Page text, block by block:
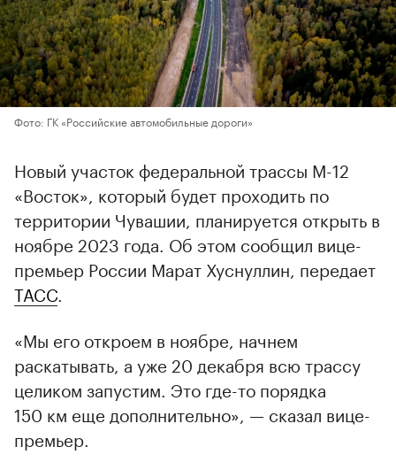
Фото: ГК «Российские автомобильные дороги»
Новый участок федеральной трассы М-12
«Восток», который будет проходить по
территории Чувашии, планируется открыть в
ноябре 2023 года. Об этом сообщил вице-
премьер России Марат Хуснуллин, передает
ТАСС
«Мы его откроем в ноябре, начнем
раскатывать, а уже 20 декабря всю трассу
целиком запустим. Это где-то порядка
150 км еще дополнительно», — сказал вице-
премьер.